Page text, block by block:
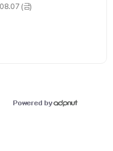
(금)